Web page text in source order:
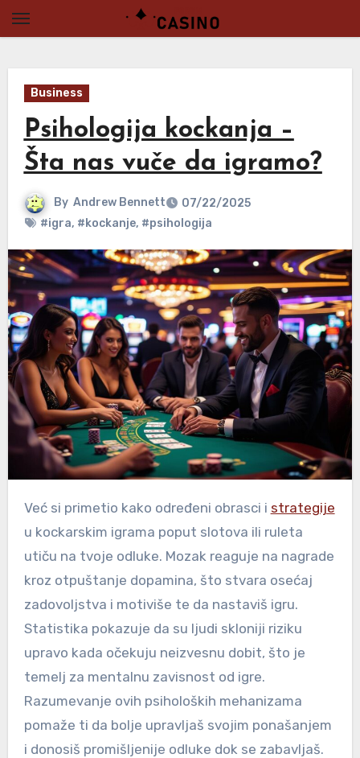
Skip
Business
Psihologija kockanja –
Šta nas vuče da igramo?
By Andrew Bennett
07/22/2025
#igra, #kockanje, #psihologija
Već si primetio kako određeni obrasci i strategije
u kockarskim igrama poput slotova ili ruleta
utiču na tvoje odluke. Mozak reaguje na nagrade
kroz otpuštanje dopamina, što stvara osećaj
zadovoljstva i motiviše te da nastaviš igru.
Statistika pokazuje da su ljudi skloniji riziku
upravo kada očekuju neizvesnu dobit, što je
temelj za mentalnu zavisnost od igre.
Razumevanje ovih psiholoških mehanizama
pomaže ti da bolje upravljaš svojim ponašanjem
i donosiš promišljenije odluke dok se zabavljaš.